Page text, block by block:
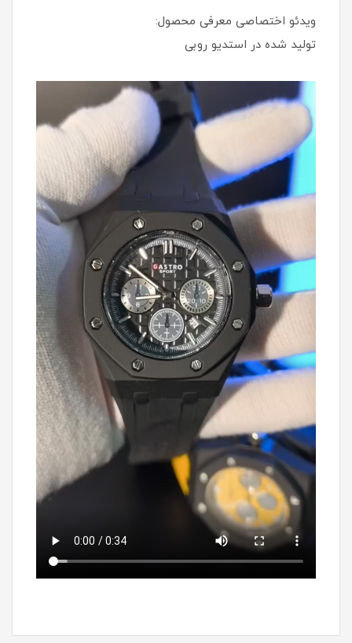
ویدئو اختصاصی معرفی محصول:
تولید شده در استدیو روبی